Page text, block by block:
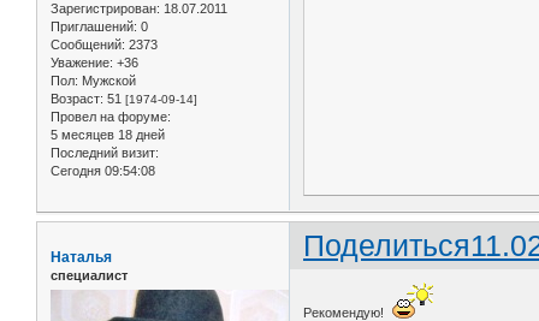
Зарегистрирован: 18.07.2011
Приглашений: 0
Сообщений: 2373
Уважение: +36
Пол: Мужской
Возраст: 51 [1974-09-14]
Провел на форуме:
5 месяцев 18 дней
Последний визит:
Сегодня 09:54:08
Поделиться
Наталья
специалист
Рекомендую!